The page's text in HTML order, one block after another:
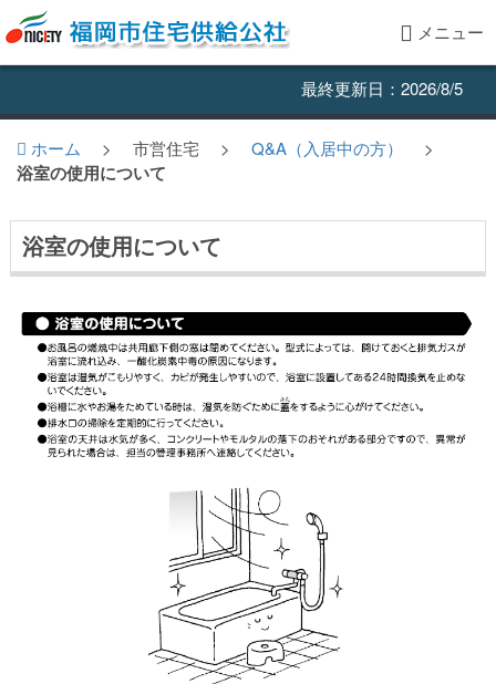
メニュー
最終更新日：2026/8/5
ホーム > 市営住宅 > Q&A（入居中の方） >
浴室の使用について
浴室の使用について